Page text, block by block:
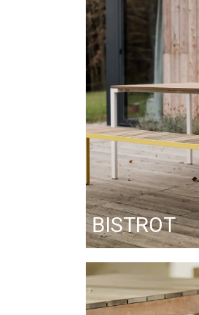
BISTROT